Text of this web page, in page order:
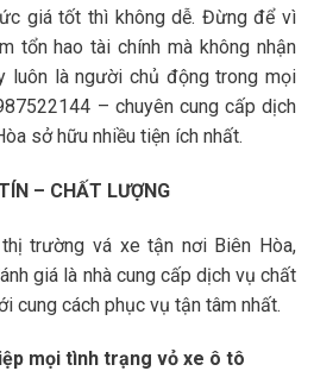
giá tốt thì không dễ. Đừng để vì
tổn hao tài chính mà không nhận
luôn là người chủ động trong mọi
– chuyên cung cấp dịch
sở hữu nhiều tiện ích nhất.
– CHẤT LƯỢNG
trường vá xe tận nơi Biên Hòa,
giá là nhà cung cấp dịch vụ chất
cung cách phục vụ tận tâm nhất.
mọi tình trạng vỏ xe ô tô